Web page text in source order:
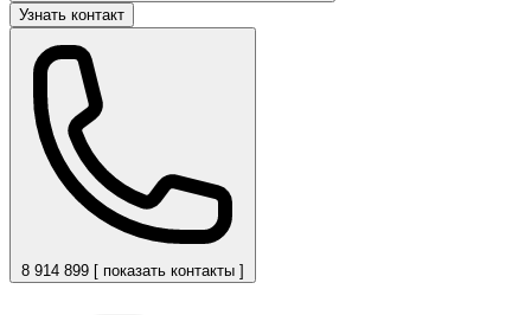
Узнать контакт
8 914 899 [ показать контакты ]